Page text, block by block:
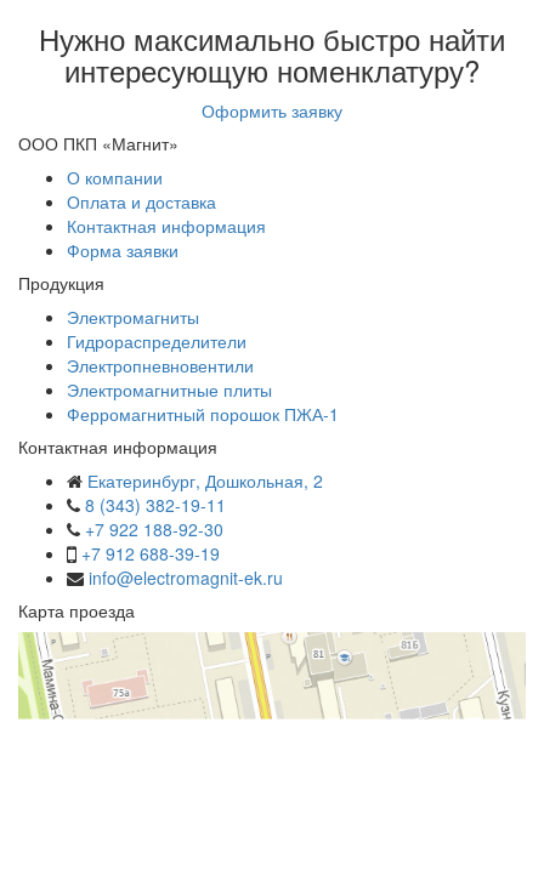
Нужно максимально быстро найти
интересующую номенклатуру?
Оформить заявку
ООО ПКП «Магнит»
О компании
Оплата и доставка
Контактная информация
Форма заявки
Продукция
Электромагниты
Гидрораспределители
Электропневновентили
Электромагнитные плиты
Ферромагнитный порошок ПЖА-1
Контактная информация
Екатеринбург, Дошкольная, 2
8 (343) 382-19-11
+7 922 188-92-30
+7 912 688-39-19
info@electromagnit-ek.ru
Карта проезда